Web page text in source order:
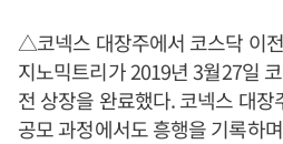
△코넥스 대장주에서 코스닥 이
지노믹트리가 2019년 3월27일
전 상장을 완료했다. 코넥스 대
공모 과정에서도 흥행을 기록하